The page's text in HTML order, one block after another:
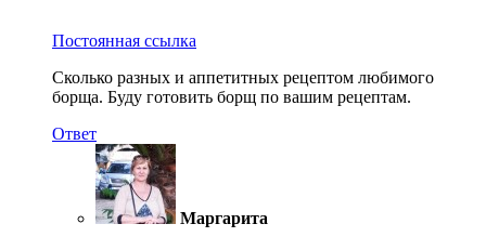
Постоянная ссылка
Сколько разных и аппетитных рецептом любимого
борща. Буду готовить борщ по вашим рецептам.
Ответ
Маргарита